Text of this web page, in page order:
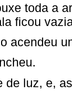
toda a
ficou
acendeu
de luz, e,